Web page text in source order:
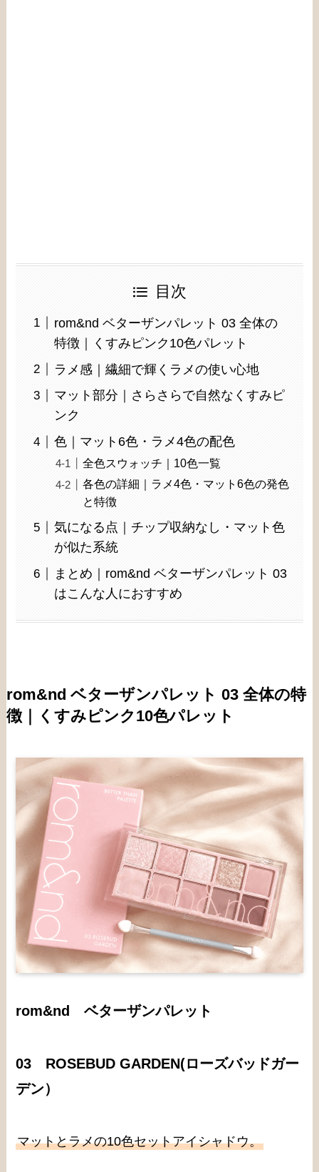
目次
rom&nd ベターザンパレット 03 全体の
特徴｜くすみピンク10色パレット
ラメ感｜繊細で輝くラメの使い心地
マット部分｜さらさらで自然なくすみピ
ンク
色｜マット6色・ラメ4色の配色
全色スウォッチ｜10色一覧
各色の詳細｜ラメ4色・マット6色の発色
と特徴
気になる点｜チップ収納なし・マット色
が似た系統
まとめ｜rom&nd ベターザンパレット 03
はこんな人におすすめ
rom&nd ベターザンパレット 03 全体の特
徴｜くすみピンク10色パレット
rom&nd ベターザンパレット
03 ROSEBUD GARDEN(ローズバッドガー
デン）
マットとラメの10色セットアイシャドウ。